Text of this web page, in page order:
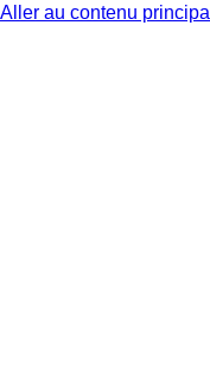
Aller au contenu principal